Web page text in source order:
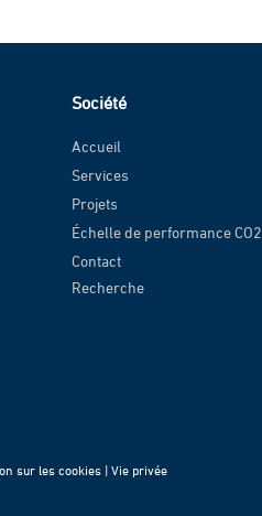
Société
Accueil
Services
Projets
Échelle de performance CO2
Contact
Recherche
sur les cookies | Vie privée